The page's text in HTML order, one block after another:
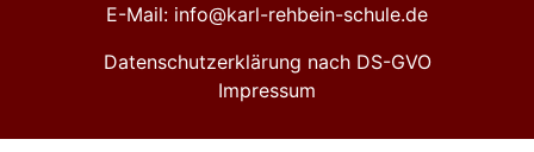
E-Mail: info@karl-rehbein-schule.de
Datenschutzerklärung nach DS-GVO
Impressum